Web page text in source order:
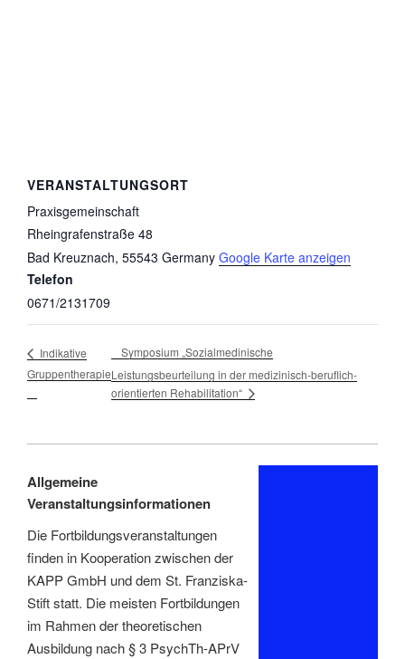
VERANSTALTUNGSORT
Praxisgemeinschaft
Rheingrafenstraße 48
Bad Kreuznach, 55543 Germany Google Karte anzeigen
Telefon
0671/2131709
Indikative
Gruppentherapie
Symposium „Sozialmedinische
Leistungsbeurteilung in der medizinisch-beruflich-
orientierten Rehabilitation“
Allgemeine
Veranstaltungsinformationen
Die Fortbildungsveranstaltungen
finden in Kooperation zwischen der
KAPP GmbH und dem St. Franziska-
Stift statt. Die meisten Fortbildungen
im Rahmen der theoretischen
Ausbildung nach § 3 PsychTh-APrV